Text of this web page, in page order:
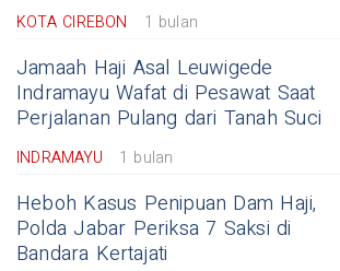
KOTA CIREBON 1 bulan
Jamaah Haji Asal Leuwigede
Indramayu Wafat di Pesawat Saat
Perjalanan Pulang dari Tanah Suci
INDRAMAYU 1 bulan
Heboh Kasus Penipuan Dam Haji,
Polda Jabar Periksa 7 Saksi di
Bandara Kertajati